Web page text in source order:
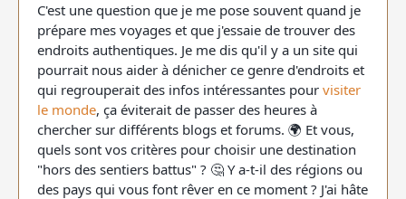
C'est une question que je me pose souvent quand je
prépare mes voyages et que j'essaie de trouver des
endroits authentiques. Je me dis qu'il y a un site qui
pourrait nous aider à dénicher ce genre d'endroits et
qui regrouperait des infos intéressantes pour visiter
le monde, ça éviterait de passer des heures à
chercher sur différents blogs et forums. 🌍 Et vous,
quels sont vos critères pour choisir une destination
"hors des sentiers battus" ? 🤔 Y a-t-il des régions ou
des pays qui vous font rêver en ce moment ? J'ai hâte